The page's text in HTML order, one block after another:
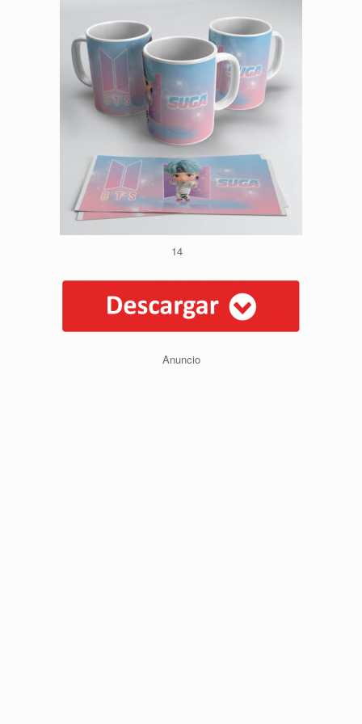
14
Anuncio